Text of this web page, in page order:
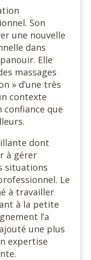
Son
une nouvelle
dans
Elle
massages
» d’une très
contexte
confiance que
dont
à gérer
situations
Le
à travailler
à la petite
l’a
une plus
expertise